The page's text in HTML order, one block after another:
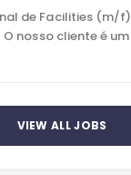
de Facilities (m/
nosso cliente é
VIEW ALL JOBS